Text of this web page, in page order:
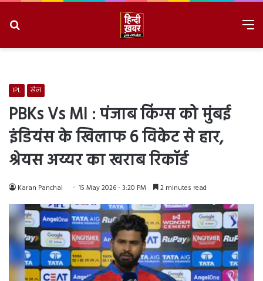
IPL खेल
PBKs Vs MI : पंजाब किंग्स को मुंबई
इंडियंस के खिलाफ 6 विकेट से हार,
श्रेयस अय्यर का खराब रिकॉर्ड
Karan Panchal 15 May 2026 - 3:20 PM 2 minutes read